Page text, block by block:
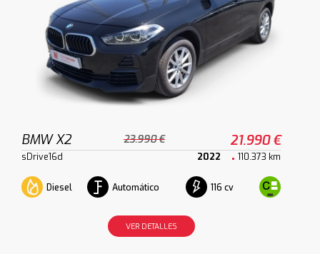
BMW X2 23.990 € 21.990 €
sDrive16d 2022 110.373 km
Diesel Automático 116 cv
VER DETALLES